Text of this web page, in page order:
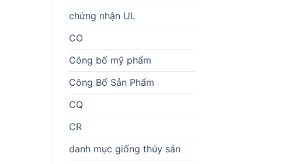
chứng nhận UL
CO
Công bố mỹ phẩm
Công Bố Sản Phẩm
CQ
CR
danh mục giống thủy sản